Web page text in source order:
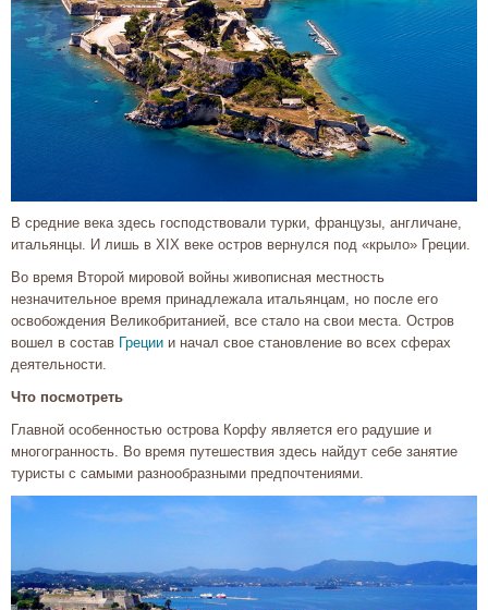
В средние века здесь господствовали турки, французы, англичане,
итальянцы. И лишь в XIX веке остров вернулся под «крыло» Греции.
Во время Второй мировой войны живописная местность
незначительное время принадлежала итальянцам, но после его
освобождения Великобританией, все стало на свои места. Остров
вошел в состав Греции и начал свое становление во всех сферах
деятельности.
Что посмотреть
Главной особенностью острова Корфу является его радушие и
многогранность. Во время путешествия здесь найдут себе занятие
туристы с самыми разнообразными предпочтениями.